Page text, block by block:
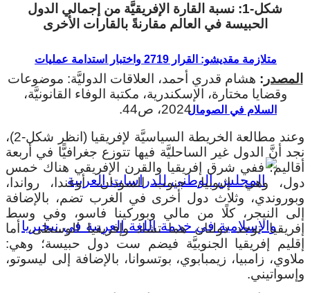
متلازمة مقديشو: القرار 2719 واختبار استدامة عمليات
السلام في الصومال
شكل-1: نسبة القارة الإفريقيَّة من إجمالي الدول
الحبيسة في العالم مقارنةً بالقارات الأخرى
المصدر: هشام قدري أحمد، العلاقات الدوليَّة: موضوعات
وقضايا مختارة، الإسكندرية، مكتبة الوفاء القانونيَّة،
2024، ص44.
وعند مطالعة الخريطة السياسيَّة لإفريقيا (انظر شكل-2)،
نجد أنَّ الدول غير الساحليَّة فيها تتوزع جغرافيًّا في أربعة
أقاليم؛ ففي شرق إفريقيا والقرن الإفريقي هناك خمس
دول، وهي: إثيوبيا، جنوب السودان، أوغندا، رواندا،
وبوروندي، وثلاث دول أخرى في الغرب تضم، بالإضافة
إلى النيجر، كلًا من مالي وبوركينا فاسو، وفي وسط
إفريقيا توجد دولتان هما تشاد وإفريقيا الوسطى، أما
إقليم إفريقيا الجنوبيَّة فيضم ست دول حبيسة؛ وهي:
ملاوي، زامبيا، زيمبابوي، بوتسوانا، بالإضافة إلى ليسوتو،
وإسواتيني.